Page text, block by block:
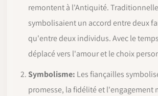
remontent à l'Antiquité.
symbolisaient un accord entre deux
qu'entre deux individus. Avec le
déplacé vers l'amour et le choix
Symbolisme: Les fiançailles
promesse, la fidélité et l'engagement